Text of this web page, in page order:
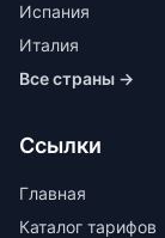
Испания
Италия
Все страны →
Ссылки
Главная
Каталог тарифов